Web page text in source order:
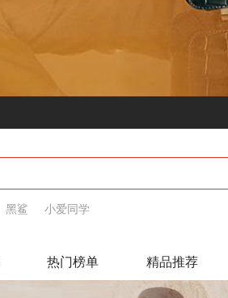
黑鲨 小爱同学
热门榜单 精品推荐